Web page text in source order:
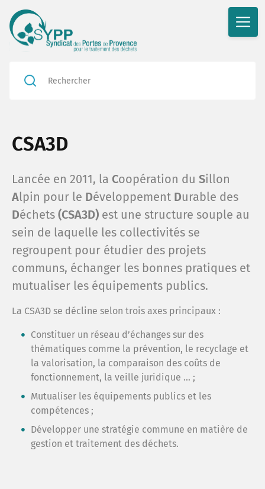
CSA3D
Lancée en 2011, la Coopération du Sillon
Alpin pour le Développement Durable des
Déchets (CSA3D) est une structure souple au
sein de laquelle les collectivités se
regroupent pour étudier des projets
communs, échanger les bonnes pratiques et
mutualiser les équipements publics.
La CSA3D se décline selon trois axes principaux :
Constituer un réseau d’échanges sur des
thématiques comme la prévention, le recyclage et
la valorisation, la comparaison des coûts de
fonctionnement, la veille juridique … ;
Mutualiser les équipements publics et les
compétences ;
Développer une stratégie commune en matière de
gestion et traitement des déchets.
Le
Nos